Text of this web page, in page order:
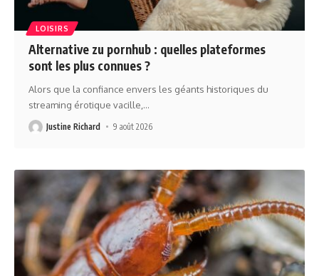
LOISIRS
Alternative zu pornhub : quelles plateformes
sont les plus connues ?
Alors que la confiance envers les géants historiques du
streaming érotique vacille, …
Justine Richard 9 août 2026